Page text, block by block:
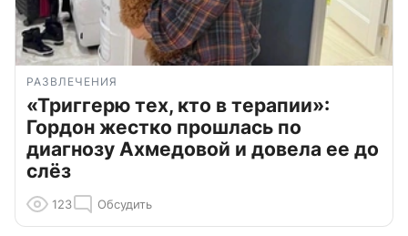
РАЗВЛЕЧЕНИЯ
«Триггерю тех, кто в терапии»:
Гордон жестко прошлась по
диагнозу Ахмедовой и довела ее до
слёз
123 Обсудить